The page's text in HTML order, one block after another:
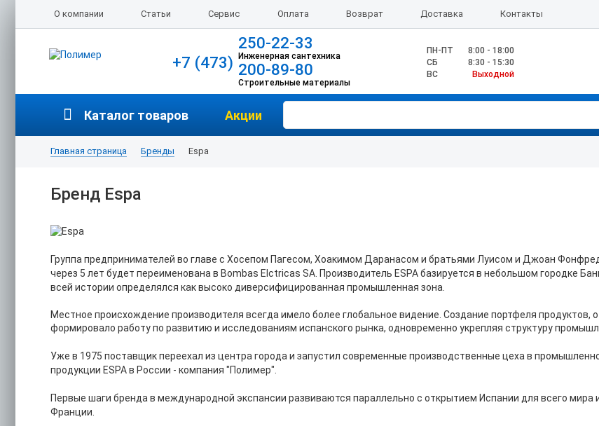
О компании Статьи Сервис Оплата Возврат Доставка Контакты
+7 (473)
250-22-33
Инженерная сантехника
200-89-80
Строительные материалы
ПН-ПТ
8:00 - 18:00
CБ
8:30 - 15:30
ВС
Выходной
Каталог товаров Акции
Главная страница Бренды Espa
Бренд Espa
Группа предпринимателей во главе с Хосепом Пагесом, Хоакимом Даранасом и братьями Луисом и Джоан
через 5 лет будет переименована в Bombas Elctricas SA. Производитель ESPA базируется в небольшом городке
всей истории определялся как высоко диверсифицированная промышленная зона.
Местное происхождение производителя всегда имело более глобальное видение. Создание портфеля
формировало работу по развитию и исследованиям испанского рынка, одновременно укрепляя структуру
Уже в 1975 поставщик переехал из центра города и запустил современные производственные цеха в
продукции ESPA в России - компания "Полимер".
Первые шаги бренда в международной экспансии развиваются параллельно с открытием Испании для всего мира
Франции.